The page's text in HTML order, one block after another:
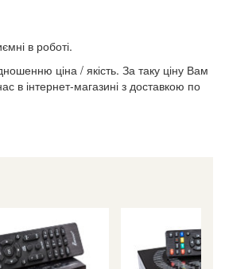
в роботі.
ціна / якість. За таку ціну Вам
в інтернет-магазині з доставкою по